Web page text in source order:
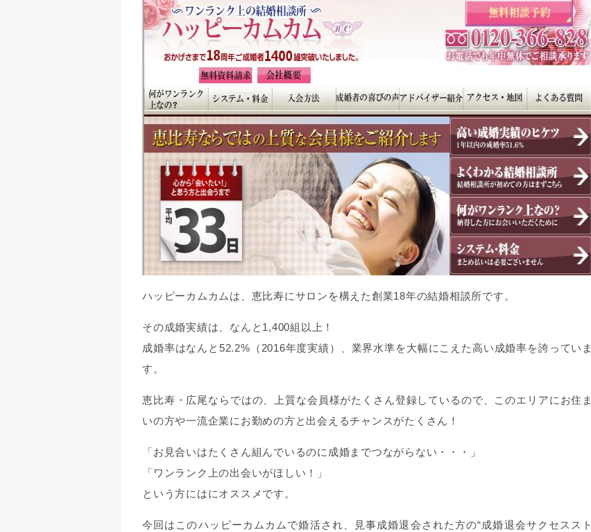
ハッピーカムカムは、恵比寿にサロンを構えた創業18年の結婚相談所です。
その成婚実績は、なんと1,400組以上！
成婚率はなんと52.2%（2016年度実績）、業界水準を大幅にこえた高い成婚率を誇っていま
す。
恵比寿・広尾ならではの、上質な会員様がたくさん登録しているので、このエリアにお住ま
いの方や一流企業にお勤めの方と出会えるチャンスがたくさん！
「お見合いはたくさん組んでいるのに成婚までつながらない・・・」
「ワンランク上の出会いがほしい！」
という方にはにオススメです。
今回はこのハッピーカムカムで婚活され、見事成婚退会された方の“成婚退会サクセススト